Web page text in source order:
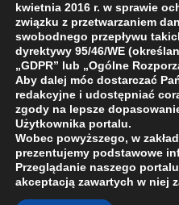
kwietnia 2016 r. w sprawie
związku z przetwarzaniem
swobodnego przepływu
dyrektywy 95/46/WE
„GDPR” lub „Ogólne
Aby dalej móc dostarczać
redakcyjne i udostępniać
zgody na lepsze
Użytkownika portalu.
Wobec powyższego, w
prezentujemy podstawowe
Przeglądanie naszego
akceptacją zawartych w niej